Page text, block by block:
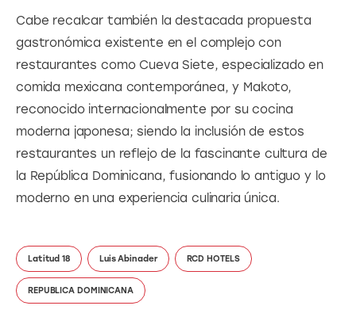
Cabe recalcar también la destacada propuesta
gastronómica existente en el complejo con
restaurantes como Cueva Siete, especializado en
comida mexicana contemporánea, y Makoto,
reconocido internacionalmente por su cocina
moderna japonesa; siendo la inclusión de estos
restaurantes un reflejo de la fascinante cultura de
la República Dominicana, fusionando lo antiguo y lo
moderno en una experiencia culinaria única.
Latitud 18 Luis Abinader RCD HOTELS
REPUBLICA DOMINICANA